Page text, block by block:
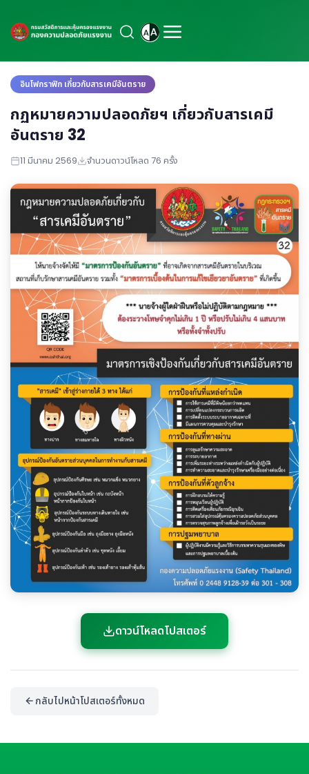
อินโฟกราฟิก เกี่ยวกับสารเคมีอันตราย
กฏหมายความปลอดภัยฯ เกี่ยวกับสารเคมี
อันตราย 32
11 มีนาคม 2569 จำนวนดาวน์โหลด 76 ครั้ง
ดาวน์โหลดโปสเตอร์
กลับไปหน้าโปสเตอร์ทั้งหมด